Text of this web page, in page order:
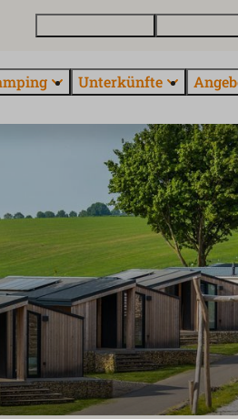
Unterkünfte